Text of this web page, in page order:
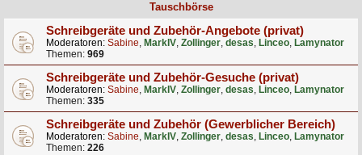
Tauschbörse
Schreibgeräte und Zubehör-Angebote (privat)
Moderatoren: Sabine, MarkIV, Zollinger, desas, Linceo, Lamynator
Themen: 969
Schreibgeräte und Zubehör-Gesuche (privat)
Moderatoren: Sabine, MarkIV, Zollinger, desas, Linceo, Lamynator
Themen: 335
Schreibgeräte und Zubehör (Gewerblicher Bereich)
Moderatoren: Sabine, MarkIV, Zollinger, desas, Linceo, Lamynator
Themen: 226